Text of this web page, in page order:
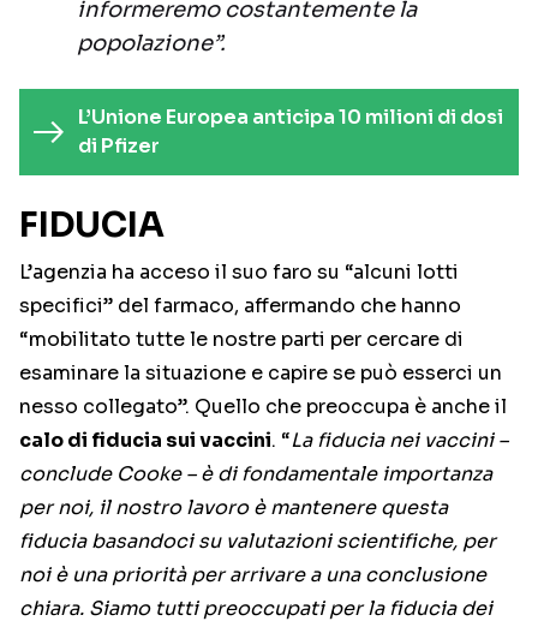
informeremo costantemente la
popolazione”.
L’Unione Europea anticipa 10 milioni di dosi
di Pfizer
FIDUCIA
L’agenzia ha acceso il suo faro su “alcuni lotti
specifici” del farmaco, affermando che hanno
“mobilitato tutte le nostre parti per cercare di
esaminare la situazione e capire se può esserci un
nesso collegato”. Quello che preoccupa è anche il
calo di fiducia sui vaccini. “La fiducia nei vaccini –
conclude Cooke – è di fondamentale importanza
per noi, il nostro lavoro è mantenere questa
fiducia basandoci su valutazioni scientifiche, per
noi è una priorità per arrivare a una conclusione
chiara. Siamo tutti preoccupati per la fiducia dei